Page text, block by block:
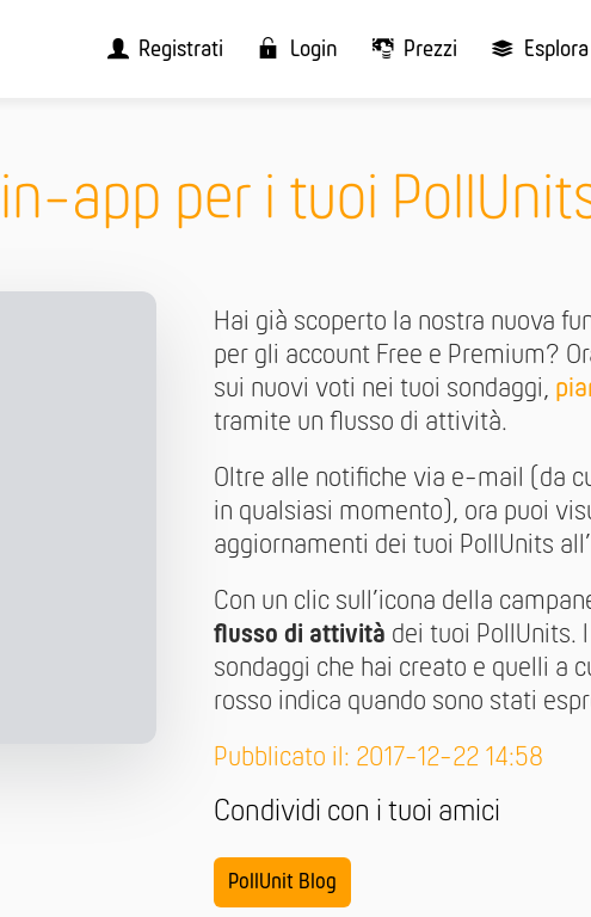
Registrati Login Prezzi Esplora
app per i tuoi
Hai già scoperto la nostra nuova
per gli account Free e Premium?
sui nuovi voti nei tuoi sondaggi,
tramite un flusso di attività.
Oltre alle notifiche via e-mail (da
in qualsiasi momento), ora puoi
aggiornamenti dei tuoi PollUnits
Con un clic sull’icona della
flusso di attività dei tuoi PollUnits.
sondaggi che hai creato e quelli a
rosso indica quando sono stati
Pubblicato il: 2017-12-22 14:58
Condividi con i tuoi amici
PollUnit Blog